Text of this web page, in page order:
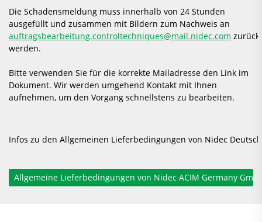
Die Schadensmeldung muss innerhalb von 24 Stunden
ausgefüllt und zusammen mit Bildern zum Nachweis an
auftragsbearbeitung.controltechniques@mail.nidec.com
werden.
Bitte verwenden Sie für die korrekte Mailadresse den Link im
Dokument. Wir werden umgehend Kontakt mit Ihnen
aufnehmen, um den Vorgang schnellstens zu bearbeiten.
Infos zu den Allgemeinen Lieferbedingungen von Nidec